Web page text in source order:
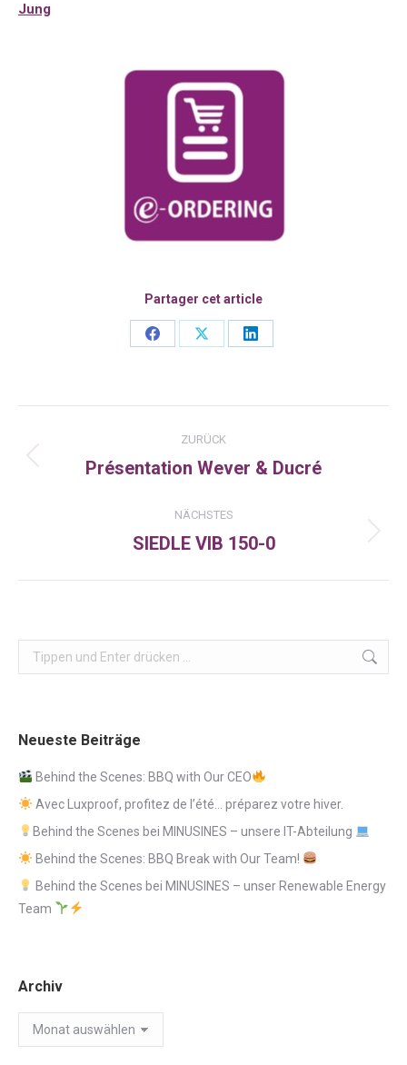
Jung
Partager cet article
Share
Share
Share
Kommentarnavigation
ZURÜCK
Vorheriger
Présentation Wever & Ducré
NÄCHSTES
Nächster
SIEDLE VIB 150-0
Search:
Neueste Beiträge
Behind the Scenes: BBQ with Our CEO
Avec Luxproof, profitez de l’été… préparez votre hiver.
Behind the Scenes bei MINUSINES – unsere IT-Abteilung
Behind the Scenes: BBQ Break with Our Team!
Behind the Scenes bei MINUSINES – unser Renewable Energy
Team
Archiv
Archiv